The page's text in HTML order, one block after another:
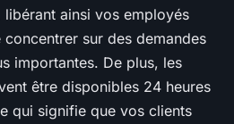
ainsi vos employés
concentrer sur des demandes
importantes. De plus, les
être disponibles 24 heures
qui signifie que vos clients